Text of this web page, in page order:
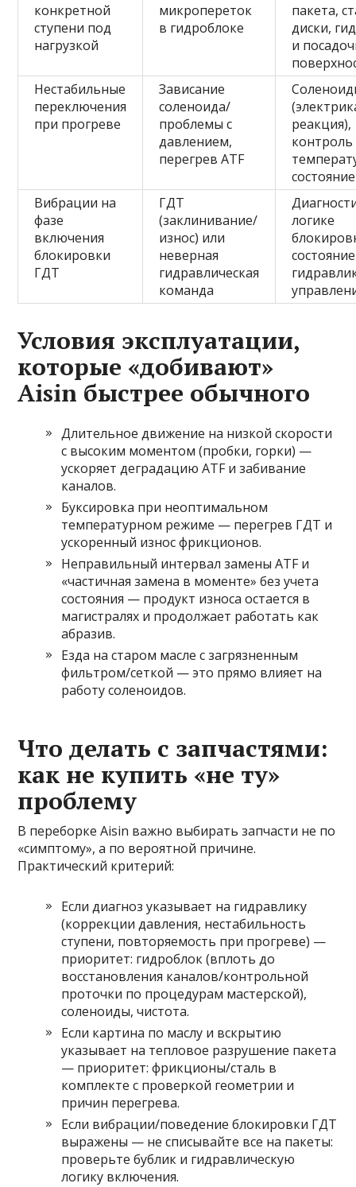
конкретной
ступени под
нагрузкой
микропереток
в гидроблоке
пакета,
диски,
и
Нестабильные
переключения
при прогреве
Зависание
соленоида/
проблемы с
давлением,
перегрев ATF
реакция),
контроль
Вибрации на
фазе
включения
блокировки
ГДТ
ГДТ
(заклинивание/
износ) или
неверная
гидравлическая
команда
логике
Условия эксплуатации,
которые «добивают»
Aisin быстрее обычного
Длительное движение на низкой скорости
с высоким моментом (пробки, горки) —
ускоряет деградацию ATF и забивание
каналов.
Буксировка при неоптимальном
температурном режиме — перегрев ГДТ и
ускоренный износ фрикционов.
Неправильный интервал замены ATF и
«частичная замена в моменте» без учета
состояния — продукт износа остается в
магистралях и продолжает работать как
абразив.
Езда на старом масле с загрязненным
фильтром/сеткой — это прямо влияет на
работу соленоидов.
Что делать с запчастями:
как не купить «не ту»
проблему
В переборке Aisin важно выбирать запчасти не по
«симптому», а по вероятной причине.
Практический критерий:
Если диагноз указывает на гидравлику
(коррекции давления, нестабильность
ступени, повторяемость при прогреве) —
приоритет: гидроблок (вплоть до
восстановления каналов/контрольной
проточки по процедурам мастерской),
соленоиды, чистота.
Если картина по маслу и вскрытию
указывает на тепловое разрушение пакета
— приоритет: фрикционы/сталь в
комплекте с проверкой геометрии и
причин перегрева.
Если вибрации/поведение блокировки ГДТ
выражены — не списывайте все на пакеты:
проверьте бублик и гидравлическую
логику включения.